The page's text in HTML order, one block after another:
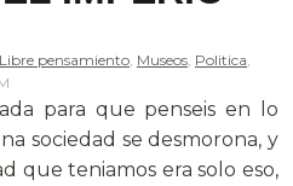
Libre pensamiento, Museos, Politica,
para que penseis en lo
sociedad se desmorona, y
que teniamos era solo eso,